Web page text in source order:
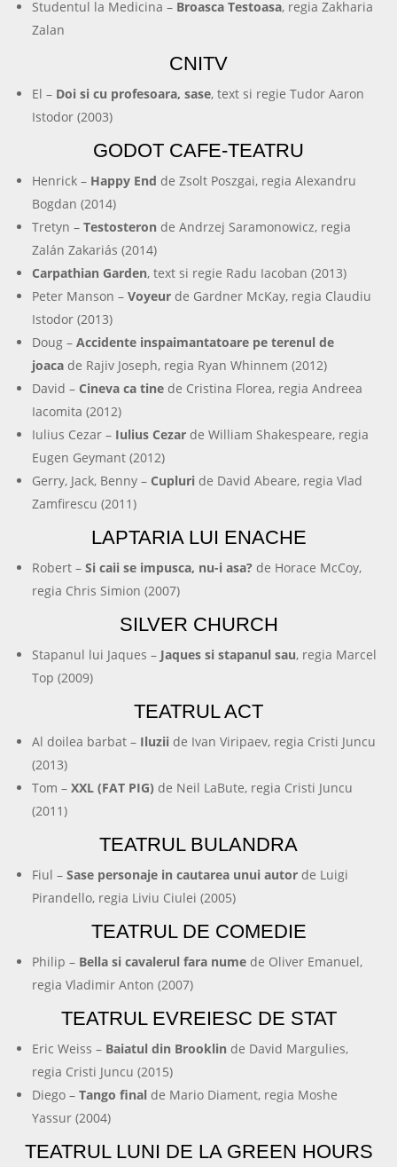
Studentul la Medicina – Broasca Testoasa, regia Zakharia
Zalan
CNITV
El – Doi si cu profesoara, sase, text si regie Tudor Aaron
Istodor (2003)
GODOT CAFE-TEATRU
Henrick – Happy End de Zsolt Poszgai, regia Alexandru
Bogdan (2014)
Tretyn –Testosteron de Andrzej Saramonowicz, regia
Zalán Zakariás (2014)
Carpathian Garden, text si regie Radu Iacoban (2013)
Peter Manson –Voyeur de Gardner McKay, regia Claudiu
Istodor (2013)
Doug –Accidente inspaimantatoare pe terenul de
joaca de Rajiv Joseph, regia Ryan Whinnem (2012)
David – Cineva ca tine de Cristina Florea, regia Andreea
Iacomita (2012)
Iulius Cezar – Iulius Cezar de William Shakespeare, regia
Eugen Geymant (2012)
Gerry, Jack, Benny – Cupluri de David Abeare, regia Vlad
Zamfirescu (2011)
LAPTARIA LUI ENACHE
Robert –Si caii se impusca, nu-i asa? de Horace McCoy,
regia Chris Simion (2007)
SILVER CHURCH
Stapanul lui Jaques – Jaques si stapanul sau, regia Marcel
Top (2009)
TEATRUL ACT
Al doilea barbat – Iluzii de Ivan Viripaev, regia Cristi Juncu
(2013)
Tom –XXL (FAT PIG) de Neil LaBute, regia Cristi Juncu
(2011)
TEATRUL BULANDRA
Fiul –Sase personaje in cautarea unui autor de Luigi
Pirandello, regia Liviu Ciulei (2005)
TEATRUL DE COMEDIE
Philip – Bella si cavalerul fara nume de Oliver Emanuel,
regia Vladimir Anton (2007)
TEATRUL EVREIESC DE STAT
Eric Weiss – Baiatul din Brooklin de David Margulies,
regia Cristi Juncu (2015)
Diego –Tango final de Mario Diament, regia Moshe
Yassur (2004)
TEATRUL LUNI DE LA GREEN HOURS